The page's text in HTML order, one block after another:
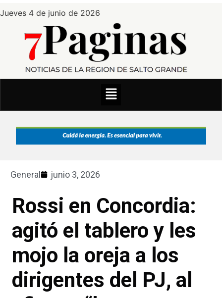
Jueves 4 de junio de 2026
General junio 3, 2026
Rossi en Concordia:
agitó el tablero y les
mojo la oreja a los
dirigentes del PJ, al